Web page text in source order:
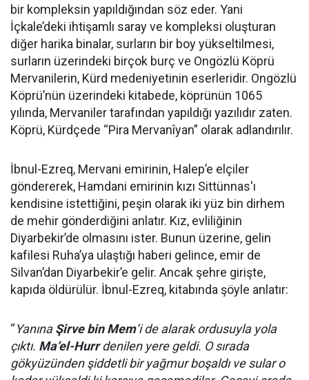
bir kompleksin yapıldığından söz eder. Yani
İçkale’deki ihtişamlı saray ve kompleksi oluşturan
diğer harika binalar, surların bir boy yükseltilmesi,
surların üzerindeki birçok burç ve Ongözlü Köprü
Mervanilerin, Kürd medeniyetinin eserleridir. Ongözlü
Köprü’nün üzerindeki kitabede, köprünün 1065
yılında, Mervaniler tarafından yapıldığı yazılıdır zaten.
Köprü, Kürdçede “Pira Mervanîyan” olarak adlandırılır.
İbnul-Ezreq, Mervani emirinin, Halep’e elçiler
göndererek, Hamdani emirinin kızı Sittünnas'ı
kendisine istettiğini, peşin olarak iki yüz bin dirhem
de mehir gönderdiğini anlatır. Kız, evliliğinin
Diyarbekir’de olmasını ister. Bunun üzerine, gelin
kafilesi Ruha’ya ulaştığı haberi gelince, emir de
Silvan’dan Diyarbekir’e gelir. Ancak şehre girişte,
kapıda öldürülür. İbnul-Ezreq, kitabında şöyle anlatır:
“YanınaŞirve bin Mem’i de alarak ordusuyla yola
çıktı. Ma’el-Hurrdenilen yere geldi. O sırada
gökyüzünden şiddetli bir yağmur boşaldı ve sular o